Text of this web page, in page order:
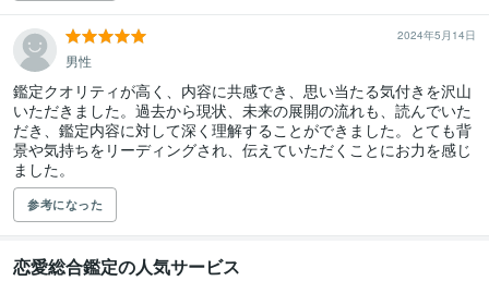
2024年5月14日
男性
鑑定クオリティが高く、内容に共感でき、思い当たる気付きを沢山
いただきました。過去から現状、未来の展開の流れも、読んでいた
だき、鑑定内容に対して深く理解することができました。とても背
景や気持ちをリーディングされ、伝えていただくことにお力を感じ
ました。
参考になった
恋愛総合鑑定の人気サービス